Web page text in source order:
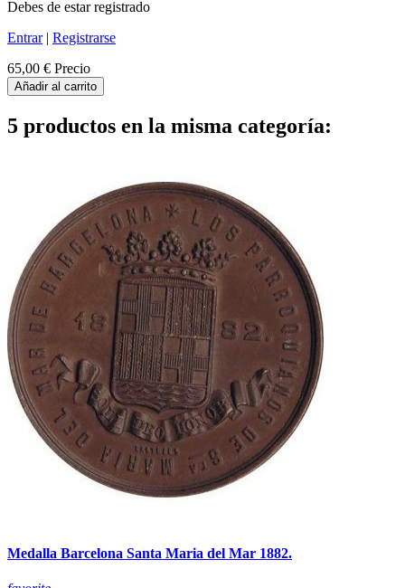
Debes de estar registrado
Entrar| Registrarse
65,00 € Precio
Añadir al carrito
5 productos en la misma categoría:
Medalla Barcelona Santa Maria del Mar 1882.